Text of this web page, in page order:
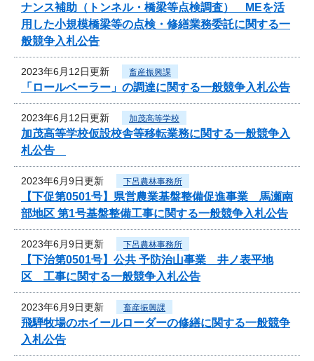
ナンス補助（トンネル・橋梁等点検調査） MEを活
用した小規模橋梁等の点検・修繕業務委託に関する一
般競争入札公告
2023年6月12日更新 畜産振興課
「ロールベーラー」の調達に関する一般競争入札公告
2023年6月12日更新 加茂高等学校
加茂高等学校仮設校舎等移転業務に関する一般競争入
札公告
2023年6月9日更新 下呂農林事務所
【下促第0501号】県営農業基盤整備促進事業 馬瀬南
部地区 第1号基盤整備工事に関する一般競争入札公告
2023年6月9日更新 下呂農林事務所
【下治第0501号】公共 予防治山事業 井ノ表平地
区 工事に関する一般競争入札公告
2023年6月9日更新 畜産振興課
飛騨牧場のホイールローダーの修繕に関する一般競争
入札公告